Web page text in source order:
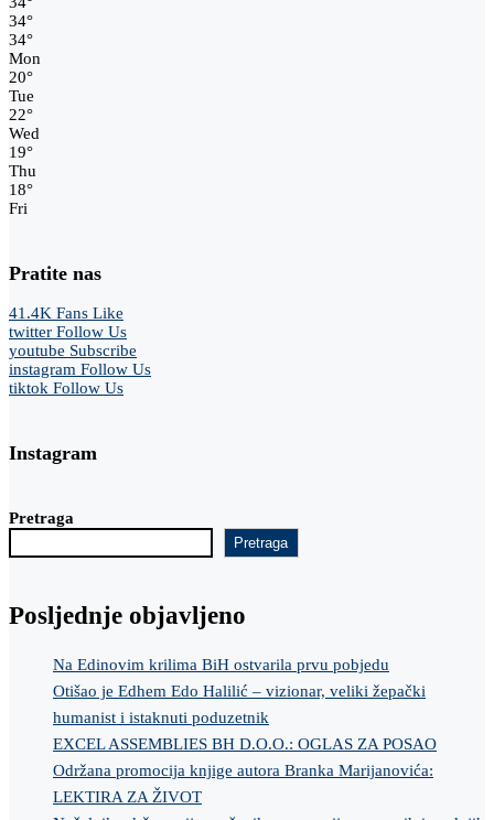
34°
34°
Mon
20°
Tue
22°
Wed
19°
Thu
18°
Fri
Pratite nas
41.4K Fans Like
twitter Follow Us
youtube Subscribe
instagram Follow Us
tiktok Follow Us
Instagram
Pretraga
Pretraga
Posljednje objavljeno
Na Edinovim krilima BiH ostvarila prvu pobjedu
Otišao je Edhem Edo Halilić – vizionar, veliki žepački
humanist i istaknuti poduzetnik
EXCEL ASSEMBLIES BH D.O.O.: OGLAS ZA POSAO
Održana promocija knjige autora Branka Marijanovića:
LEKTIRA ZA ŽIVOT